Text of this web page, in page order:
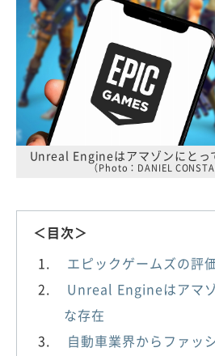
Unreal Engineはアマゾンにとっ
（Photo：DANIEL
＜目次＞
エピックゲームズの評
Unreal Engineはアマ
な存在
自動車業界からファッ